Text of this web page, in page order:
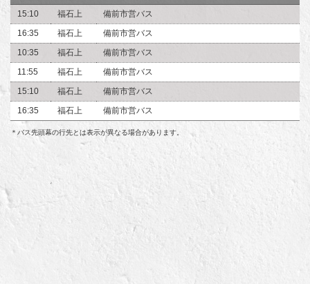
15:10
福石上
備前市営バス
16:35
福石上
備前市営バス
10:35
福石上
備前市営バス
11:55
福石上
備前市営バス
15:10
福石上
備前市営バス
16:35
福石上 備前市営バス
＊バス先頭幕の行先とは表示が異なる場合があります。